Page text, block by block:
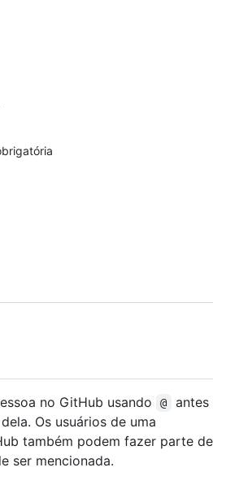
no GitHub usando @
antes
Os usuários de uma
também podem fazer parte de
ser mencionada.